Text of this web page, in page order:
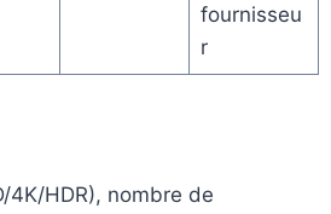
fournisseu
r
4K/HDR), nombre de